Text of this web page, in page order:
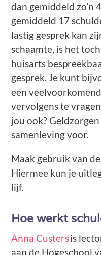
dan gemiddeld zo’n
gemiddeld 17
lastig gesprek kan
schaamte, is het
huisarts
gesprek. Je kunt
een
vervolgens te
jou ook?
samenleving voor.
Maak gebruik van
Hiermee kun je
lijf.
Hoe werkt
Anna Custersis
aan de Hogeschool